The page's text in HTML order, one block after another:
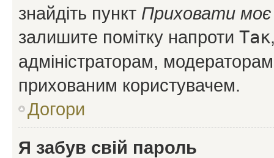
знайдіть пункт Приховати моє
залишите помітку напроти Так
адміністраторам,
прихованим користувачем.
Догори
Я забув свій пароль